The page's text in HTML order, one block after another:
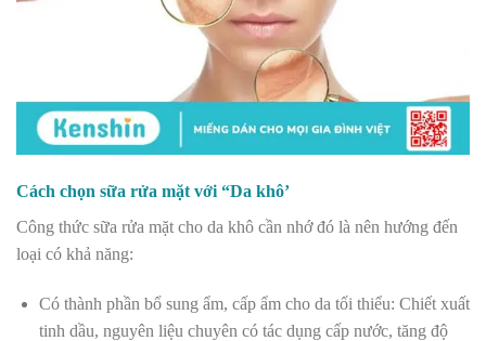
Cách chọn sữa rửa mặt với “Da khô’
Công thức sữa rửa mặt cho da khô cần nhớ đó là nên hướng đến
loại có khả năng:
Có thành phần bổ sung ẩm, cấp ẩm cho da tối thiểu: Chiết xuất
tinh dầu, nguyên liệu chuyên có tác dụng cấp nước, tăng độ